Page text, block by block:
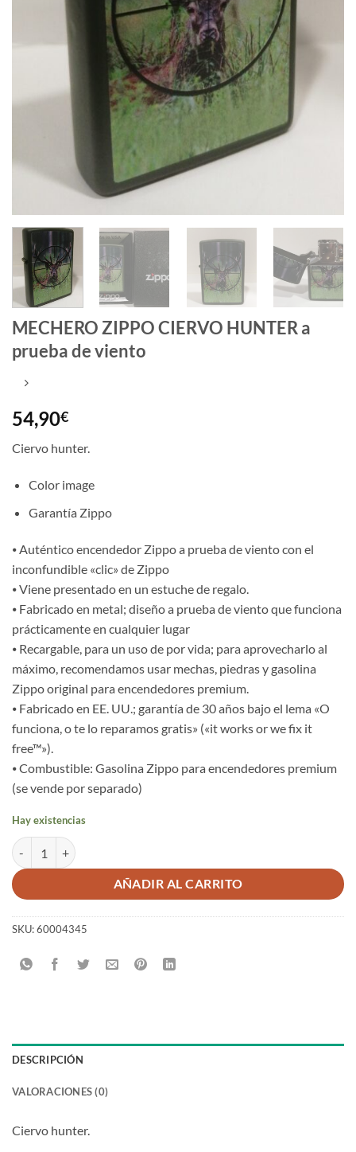
MECHERO ZIPPO CIERVO HUNTER a
prueba de viento
54,90€
Ciervo hunter.
Color image
Garantía Zippo
⦁ Auténtico encendedor Zippo a prueba de viento con el
inconfundible «clic» de Zippo
⦁ Viene presentado en un estuche de regalo.
⦁ Fabricado en metal; diseño a prueba de viento que funciona
prácticamente en cualquier lugar
⦁ Recargable, para un uso de por vida; para aprovecharlo al
máximo, recomendamos usar mechas, piedras y gasolina
Zippo original para encendedores premium.
⦁ Fabricado en EE. UU.; garantía de 30 años bajo el lema «O
funciona, o te lo reparamos gratis» («it works or we fix it
free™»).
⦁ Combustible: Gasolina Zippo para encendedores premium
(se vende por separado)
Hay existencias
MECHERO ZIPPO CIERVO HUNTER a prueba de viento cantidad
AÑADIR AL CARRITO
SKU:60004345
DESCRIPCIÓN
VALORACIONES (0)
Ciervo hunter.